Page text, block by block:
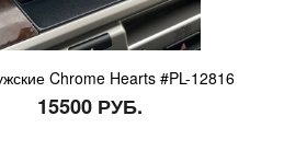
Chrome Hearts #PL-12816
15500 РУБ.